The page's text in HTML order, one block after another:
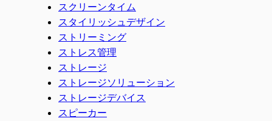
スクリーンタイム
スタイリッシュデザイン
ストリーミング
ストレス管理
ストレージ
ストレージソリューション
ストレージデバイス
スピーカー